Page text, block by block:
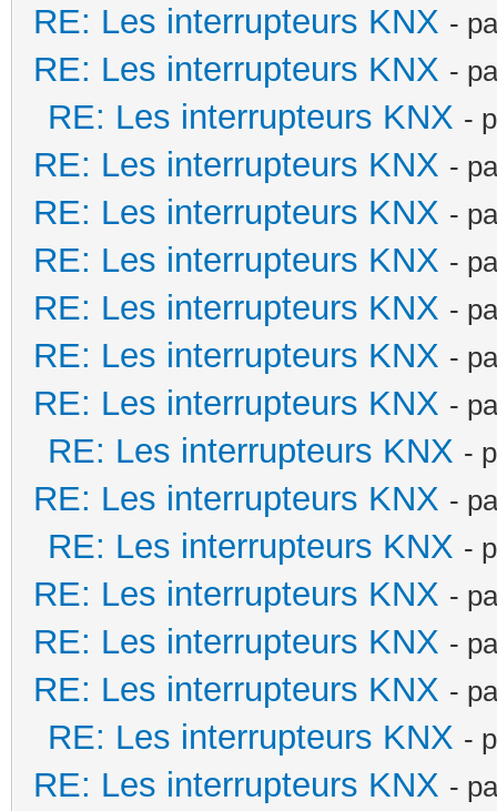
RE: Les interrupteurs KNX -
RE: Les interrupteurs KNX -
RE: Les interrupteurs KNX -
RE: Les interrupteurs KNX -
RE: Les interrupteurs KNX -
RE: Les interrupteurs KNX -
RE: Les interrupteurs KNX -
RE: Les interrupteurs KNX -
RE: Les interrupteurs KNX -
RE: Les interrupteurs KNX -
RE: Les interrupteurs KNX -
RE: Les interrupteurs KNX -
RE: Les interrupteurs KNX -
RE: Les interrupteurs KNX -
RE: Les interrupteurs KNX -
RE: Les interrupteurs KNX -
RE: Les interrupteurs KNX -